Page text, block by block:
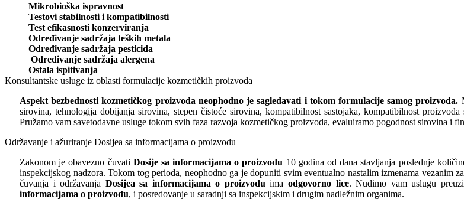
Mikrobioška ispravnost
Testovi stabilnosti i kompatibilnosti
Test efikasnosti konzerviranja
Određivanje sadržaja teških metala
Određivanje sadržaja pesticida
Određivanje sadržaja alergena
Ostala ispitivanja
Konsultantske usluge iz oblasti formulacije kozmetičkih proizvoda
Aspekt bezbednosti kozmetičkog proizvoda neophodno je sagledavati i tokom formulacije samog proizvoda.
sirovina, tehnologija dobijanja sirovina, stepen čistoće sirovina, kompatibilnost sastojaka, kompatibilnost
Pružamo vam savetodavne usluge tokom svih faza razvoja kozmetičkog proizvoda, evaluiramo pogodnost sirovina i
Održavanje i ažuriranje Dosijea sa informacijama o proizvodu
Zakonom je obavezno čuvati Dosije sa informacijama o proizvodu 10 godina od dana stavljanja poslednje
inspekcijskog nadzora. Tokom tog perioda, neophodno ga je dopuniti svim eventualno nastalim izmenama vezanim
čuvanja i održavanja Dosijea sa informacijama o proizvodu imaodgovorno lice. Nudimo vam uslugu
informacijama o proizvodu, i posredovanje u saradnji sa inspekcijskim i drugim nadležnim organima.